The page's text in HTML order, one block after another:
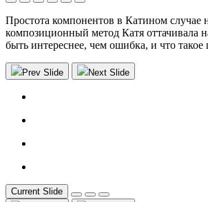
Простота компонентов в Катином случае
композиционный метод Катя оттачивала
быть интереснее, чем ошибка, и что
Prev Slide Next Slide
Current Slide